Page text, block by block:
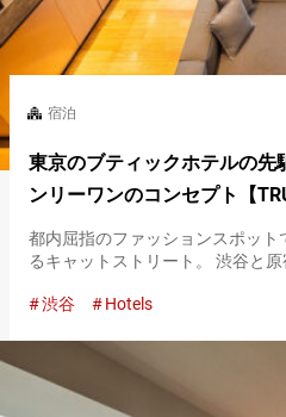
宿泊
東京のブティックホテルの
ンリーワンのコンセプト【
STREET】
都内屈指のファッションスポッ
るキャットストリート。 渋谷と
７年のことでした。 『
渋谷 Hotels